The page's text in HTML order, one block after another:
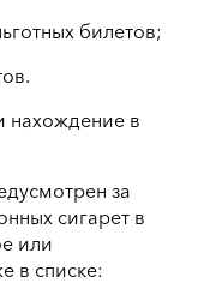
билетов;
нахождение в
за
сигарет в
или
в списке: